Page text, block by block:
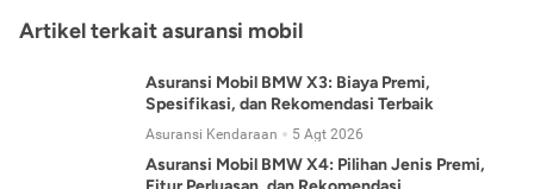
Artikel terkait asuransi mobil
Asuransi Mobil BMW X3: Biaya Premi,
Spesifikasi, dan Rekomendasi Terbaik
Asuransi Kendaraan 5 Agt 2026
Asuransi Mobil BMW X4: Pilihan Jenis Premi,